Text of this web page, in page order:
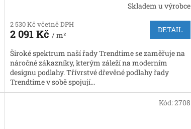
Skladem u výrobce
2 530 Kč včetně DPH
2 091 Kč / m²
DETAIL
Široké spektrum naší řady Trendtime se zaměřuje na
náročné zákazníky, kterým záleží na moderním
designu podlahy. Třívrstvé dřevěné podlahy řady
Trendtime v sobě spojují...
Kód:2708